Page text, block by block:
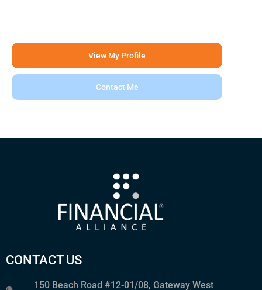
View My Profile
Contact Me
CONTACT US
150 Beach Road #12-01/08, Gateway West